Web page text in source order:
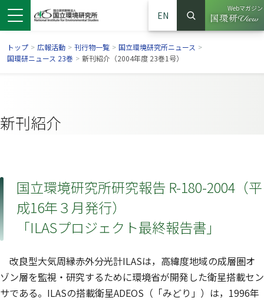
ドウで開きます）
ンドウで開きます）
ウインドウで開きます）
EN
サイト内検索
検索
Webマガジン
（別ウイ
トップ > 広報活動 > 刊行物一覧 > 国立環境研究所ニュース >
国環研ニュース 23巻 > 新刊紹介（2004年度 23巻1号）
新刊紹介
国立環境研究所研究報告 R-180-2004（平
成16年３月発行）
「ILASプロジェクト最終報告書」
改良型大気周縁赤外分光計ILASは，高緯度地域の成層圏オ
ゾン層を監視・研究するために環境省が開発した衛星搭載セン
サである。ILASの搭載衛星ADEOS（「みどり」）は，1996年